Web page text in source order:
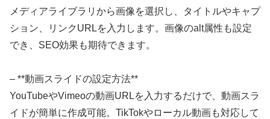
メディアライブラリから画像を選択し、タイトルやキャプ
ション、リンクURLを入力します。画像のalt属性も設定
でき、SEO効果も期待できます。
– **動画スライドの設定方法**
YouTubeやVimeoの動画URLを入力するだけで、動画スラ
イドが簡単に作成可能。TikTokやローカル動画も対応して